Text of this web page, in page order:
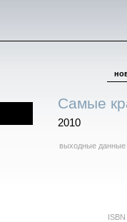
Самые
2010
выходные данные
ISBN